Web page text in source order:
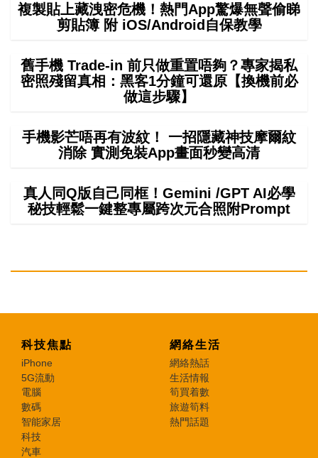
複製貼上藏洩密危機！熱門App驚爆無聲偷睇
剪貼簿 附 iOS/Android自保教學
舊手機 Trade-in 前只做重置唔夠？專家揭私
密照殘留真相：黑客1分鐘可還原【換機前必
做這步驟】
手機影芒唔再有波紋！ 一招隱藏神技摩爾紋
消除 實測免裝App畫面秒變高清
真人同Q版自己同框！Gemini /GPT AI必學
秘技輕鬆一鍵整專屬跨次元合照附Prompt
科技焦點
iPhone
5G流動
電腦
數碼
智能家居
科技
汽車
網絡生活
網絡熱話
生活情報
筍買着數
旅遊筍料
熱門話題